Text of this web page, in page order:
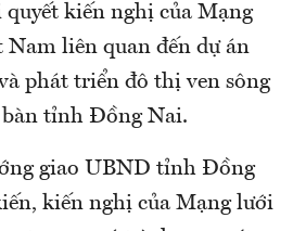
quyết kiến nghị của Mạng
liên quan đến dự án
phát triển đô thị ven sông
tỉnh Đồng Nai.
giao UBND tỉnh Đồng
kiến nghị của Mạng lưới